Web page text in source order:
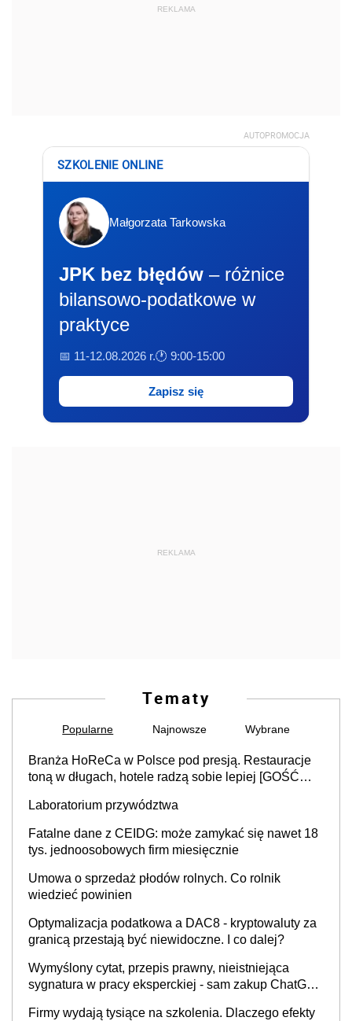
REKLAMA
AUTOPROMOCJA
SZKOLENIE ONLINE
Małgorzata Tarkowska
JPK bez błędów – różnice
bilansowo-podatkowe w
praktyce
📅 11-12.08.2026 r.🕐 9:00-15:00
Zapisz się
REKLAMA
Tematy
Popularne Najnowsze Wybrane
Branża HoReCa w Polsce pod presją. Restauracje
toną w długach, hotele radzą sobie lepiej [GOŚĆ
Laboratorium przywództwa
Fatalne dane z CEIDG: może zamykać się nawet 18
tys. jednoosobowych firm miesięcznie
Umowa o sprzedaż płodów rolnych. Co rolnik
wiedzieć powinien
Optymalizacja podatkowa a DAC8 - kryptowaluty za
granicą przestają być niewidoczne. I co dalej?
Wymyślony cytat, przepis prawny, nieistniejąca
sygnatura w pracy eksperckiej - sam zakup ChatGPT
Firmy wydają tysiące na szkolenia. Dlaczego efekty